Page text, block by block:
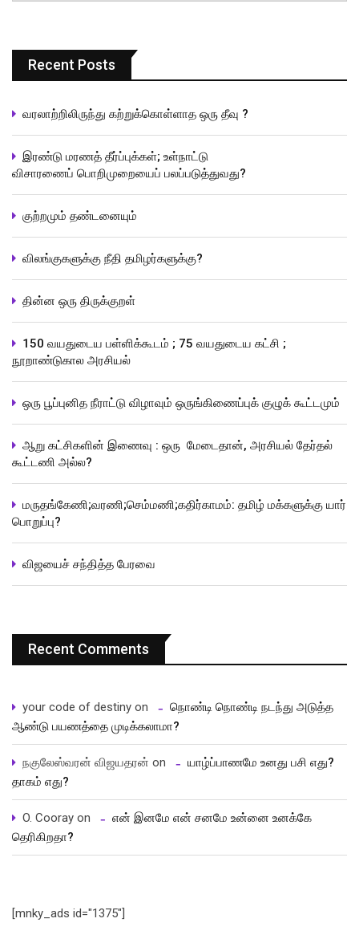
Recent Posts
வரலாற்றிலிருந்து கற்றுக்கொள்ளாத ஒரு தீவு ?
இரண்டு மரணத் தீர்ப்புக்கள்; உள்நாட்டு
விசாரணைப் பொறிமுறையைப் பலப்படுத்துவது?
குற்றமும் தண்டனையும்
விலங்குகளுக்கு நீதி தமிழர்களுக்கு?
தின்ன ஒரு திருக்குறள்
150 வயதுடைய பள்ளிக்கூடம் ; 75 வயதுடைய கட்சி ;
நூறாண்டுகால அரசியல்
ஒரு பூப்புனித நீராட்டு விழாவும் ஒருங்கிணைப்புக் குழுக் கூட்டமும்
ஆறு கட்சிகளின் இணைவு : ஒரு மேடைதான், அரசியல் தேர்தல்
கூட்டணி அல்ல?
மருதங்கேணி;வரணி;செம்மணி;கதிர்காமம்: தமிழ் மக்களுக்கு யார்
பொறுப்பு?
விஜயைச் சந்தித்த பேரவை
Recent Comments
your code of destiny on
நொண்டி நொண்டி நடந்து அடுத்த
ஆண்டு பயணத்தை முடிக்கலாமா?
நகுலேஸ்வரன் விஜயதரன் on
யாழ்ப்பாணமே உனது பசி எது?
தாகம் எது?
O. Cooray on
என் இனமே என் சனமே உன்னை உனக்கே
தெரிகிறதா?
[mnky_ads id="1375"]